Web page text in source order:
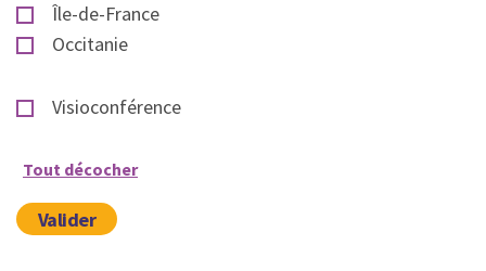
Île-de-France
Occitanie
Visioconférence
Tout décocher
Valider